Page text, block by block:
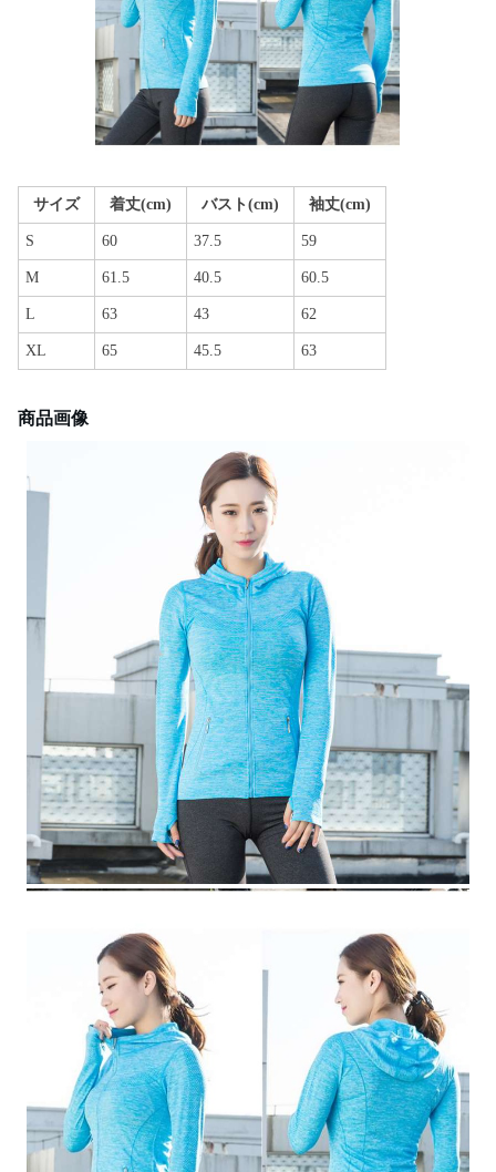
サイズ 着丈(cm) バスト(cm) 袖丈(cm)
S 60 37.5 59
M 61.5 40.5 60.5
L 63 43 62
XL 65 45.5 63
商品画像